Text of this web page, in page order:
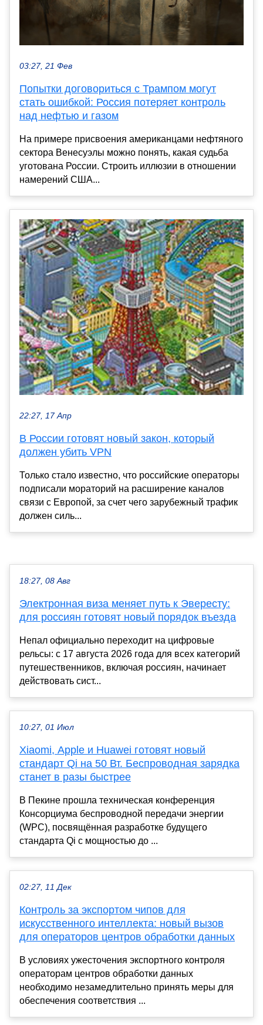
03:27, 21 Фев
Попытки договориться с Трампом могут
стать ошибкой: Россия потеряет контроль
над нефтью и газом
На примере присвоения американцами нефтяного
сектора Венесуэлы можно понять, какая судьба
уготована России. Строить иллюзии в отношении
намерений США...
22:27, 17 Апр
В России готовят новый закон, который
должен убить VPN
Только стало известно, что российские операторы
подписали мораторий на расширение каналов
связи с Европой, за счет чего зарубежный трафик
должен силь...
18:27, 08 Авг
Электронная виза меняет путь к Эвересту:
для россиян готовят новый порядок въезда
Непал официально переходит на цифровые
рельсы: с 17 августа 2026 года для всех категорий
путешественников, включая россиян, начинает
действовать сист...
10:27, 01 Июл
Xiaomi, Apple и Huawei готовят новый
стандарт Qi на 50 Вт. Беспроводная зарядка
станет в разы быстрее
В Пекине прошла техническая конференция
Консорциума беспроводной передачи энергии
(WPC), посвящённая разработке будущего
стандарта Qi с мощностью до ...
02:27, 11 Дек
Контроль за экспортом чипов для
искусственного интеллекта: новый вызов
для операторов центров обработки данных
В условиях ужесточения экспортного контроля
операторам центров обработки данных
необходимо незамедлительно принять меры для
обеспечения соответствия ...